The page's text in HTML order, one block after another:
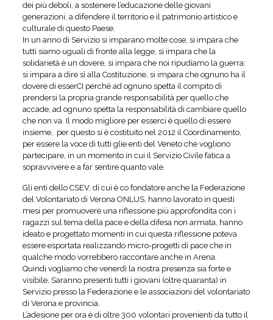
dei più deboli, a sostenere l’educazione delle giovani
generazioni, a difendere il territorio e il patrimonio artistico e
culturale di questo Paese.
In un anno di Servizio si imparano molte cose, si impara che
tutti siamo uguali di fronte alla legge, si impara che la
solidarietà è un dovere, si impara che noi ripudiamo la guerra:
si impara a dire sì alla Costituzione, si impara che ognuno ha il
dovere di esserCI perché ad ognuno spetta il compito di
prendersi la propria grande responsabilità per quello che
accade, ad ognuno spetta la responsabilità di cambiare quello
che non va. Il modo migliore per esserci è quello di essere
insieme, per questo si è costituito nel 2012 il Coordinamento,
per essere la voce di tutti glie enti del Veneto che vogliono
partecipare, in un momento in cui il Servizio Civile fatica a
sopravvivere e a far sentire quanto vale.
Gli enti dello CSEV, di cui è co fondatore anche la Federazione
del Volontariato di Verona ONLUS, hanno lavorato in questi
mesi per promuovere una riflessione più approfondita con i
ragazzi sul tema della pace e della difesa non armata, hanno
ideato e progettato momenti in cui questa riflessione poteva
essere esportata realizzando micro-progetti di pace che in
qualche modo vorrebbero raccontare anche in Arena.
Quindi vogliamo che venerdì la nostra presenza sia forte e
visibile. Saranno presenti tutti i giovani (oltre quaranta) in
Servizio presso la Federazione e le associazioni del volontariato
di Verona e provincia.
L’adesione per ora è di oltre 300 volontari provenienti da tutto il